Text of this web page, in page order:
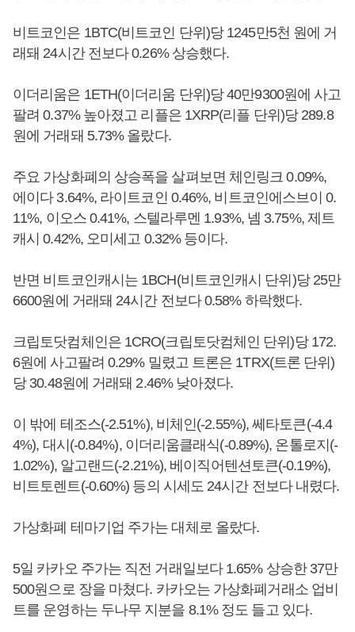
비트코인은 1BTC(비트코인 단위)당 1245만5천 원에 거
래돼 24시간 전보다 0.26% 상승했다.
이더리움은 1ETH(이더리움 단위)당 40만9300원에 사고
팔려 0.37% 높아졌고 리플은 1XRP(리플 단위)당 289.8
원에 거래돼 5.73% 올랐다.
주요 가상화폐의 상승폭을 살펴보면 체인링크 0.09%,
에이다 3.64%, 라이트코인 0.46%, 비트코인에스브이 0.
11%, 이오스 0.41%, 스텔라루멘 1.93%, 넴 3.75%, 제트
캐시 0.42%, 오미세고 0.32% 등이다.
반면 비트코인캐시는 1BCH(비트코인캐시 단위)당 25만
6600원에 거래돼 24시간 전보다 0.58% 하락했다.
크립토닷컴체인은 1CRO(크립토닷컴체인 단위)당 172.
6원에 사고팔려 0.29% 밀렸고 트론은 1TRX(트론 단위)
당 30.48원에 거래돼 2.46% 낮아졌다.
이 밖에 테조스(-2.51%), 비체인(-2.55%), 쎄타토큰(-4.4
4%), 대시(-0.84%), 이더리움클래식(-0.89%), 온톨로지(-
1.02%), 알고랜드(-2.21%), 베이직어텐션토큰(-0.19%),
비트토렌트(-0.60%) 등의 시세도 24시간 전보다 내렸다.
가상화폐 테마기업 주가는 대체로 올랐다.
5일 카카오 주가는 직전 거래일보다 1.65% 상승한 37만
500원으로 장을 마쳤다. 카카오는 가상화폐거래소 업비
트를 운영하는 두나무 지분을 8.1% 정도 들고 있다.